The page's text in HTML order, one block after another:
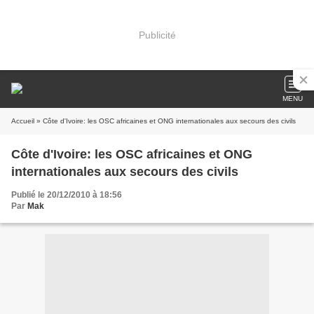
Publicité
MENU
Accueil » Côte d'Ivoire: les OSC africaines et ONG internationales aux secours des civils
Côte d'Ivoire: les OSC africaines et ONG
internationales aux secours des civils
Publié le 20/12/2010 à 18:56
Par Mak